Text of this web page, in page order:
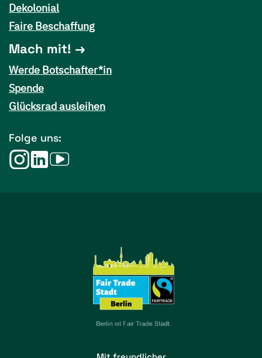
Dekolonial
Faire Beschaffung
Mach mit!
Werde Botschafter*in
Spende
Glücksrad ausleihen
Folge uns: